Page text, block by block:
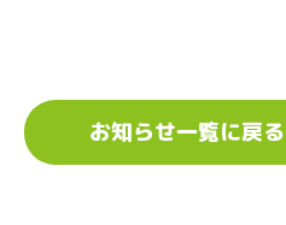
お知らせ一覧に戻る